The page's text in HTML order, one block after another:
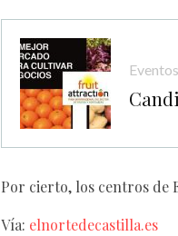
Por cierto, los centros de
Vía: elnortedecastilla.es